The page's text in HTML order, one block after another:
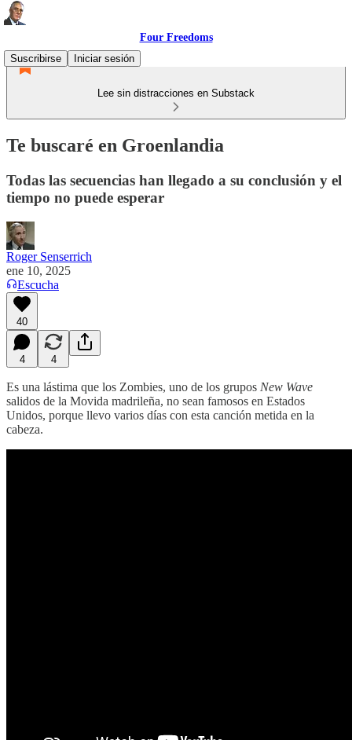
Four Freedoms
Suscribirse
Iniciar sesión
Lee sin distracciones en Substack
Te buscaré en Groenlandia
Todas las secuencias han llegado a su conclusión y el
tiempo no puede esperar
Roger Senserrich
ene 10, 2025
Escucha
40
4 4
Es una lástima que los Zombies, uno de los grupos New Wave
salidos de la Movida madrileña, no sean famosos en Estados
Unidos, porque llevo varios días con esta canción metida en la
cabeza.